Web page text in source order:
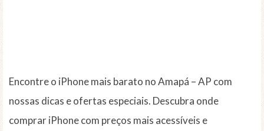
Encontre o iPhone mais barato no Amapá – AP com
nossas dicas e ofertas especiais. Descubra onde
comprar iPhone com preços mais acessíveis e